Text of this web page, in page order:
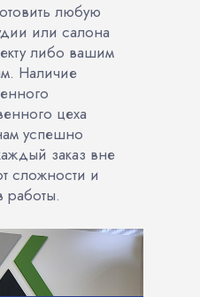
любую
или салона
либо вашим
Наличие
цеха
успешно
заказ вне
сложности и
работы.